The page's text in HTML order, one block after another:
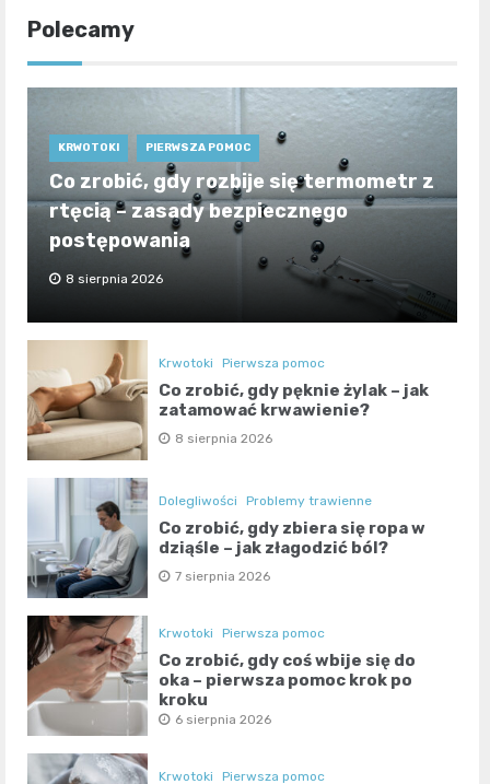
Polecamy
KRWOTOKI PIERWSZA POMOC
Co zrobić, gdy rozbije się termometr z
rtęcią – zasady bezpiecznego
postępowania
8 sierpnia 2026
Krwotoki Pierwsza pomoc
Co zrobić, gdy pęknie żylak – jak
zatamować krwawienie?
8 sierpnia 2026
Dolegliwości Problemy trawienne
Co zrobić, gdy zbiera się ropa w
dziąśle – jak złagodzić ból?
7 sierpnia 2026
Krwotoki Pierwsza pomoc
Co zrobić, gdy coś wbije się do
oka – pierwsza pomoc krok po
kroku
6 sierpnia 2026
Krwotoki Pierwsza pomoc